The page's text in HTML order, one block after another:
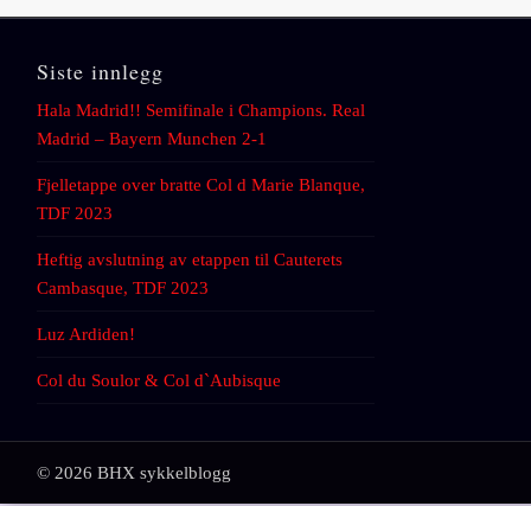
Siste innlegg
Hala Madrid!! Semifinale i Champions. Real
Madrid – Bayern Munchen 2-1
Fjelletappe over bratte Col d Marie Blanque,
TDF 2023
Heftig avslutning av etappen til Cauterets
Cambasque, TDF 2023
Luz Ardiden!
Col du Soulor & Col d`Aubisque
© 2026 BHX sykkelblogg